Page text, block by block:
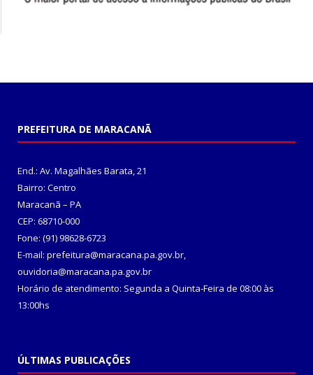
PREFEITURA DE MARACANÃ
End.: Av. Magalhães Barata, 21
Bairro: Centro
Maracanã – PA
CEP: 68710-000
Fone: (91) 98628-6723
E-mail: prefeitura@maracana.pa.gov.br,
ouvidoria@maracana.pa.gov.br
Horário de atendimento: Segunda a Quinta-Feira de 08:00 às
13:00hs
ÚLTIMAS PUBLICAÇÕES